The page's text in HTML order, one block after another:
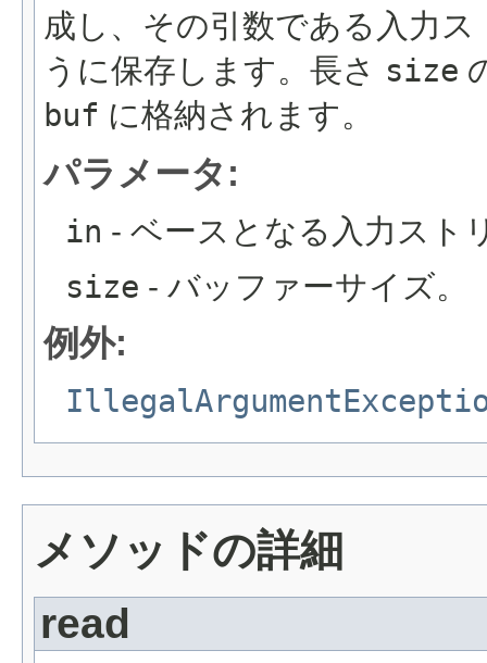
成し、その引数である入力
うに保存します。長さ size
buf に格納されます。
パラメータ:
in - ベースとなる入力スト
size - バッファーサイズ。
例外:
メソッドの詳細
read